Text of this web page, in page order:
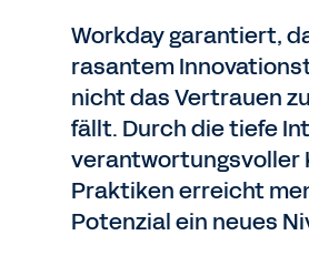
Workday garantiert,
rasantem
nicht das Vertrauen
fällt. Durch die tiefe
verantwortungsvoller
Praktiken erreicht
Potenzial ein neues